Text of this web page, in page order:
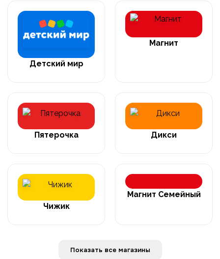
Детский мир
Магнит
Пятерочка Дикси
Чижик
Магнит Семейный
Показать все магазины